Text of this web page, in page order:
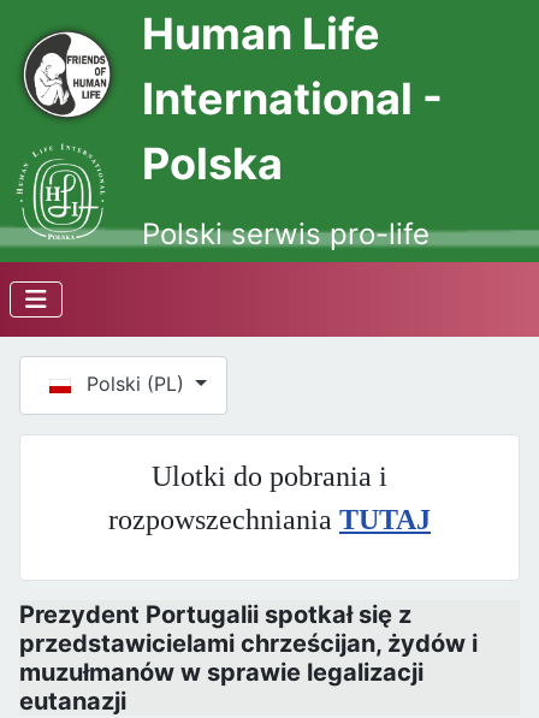
Human Life
International -
Polska
Polski serwis pro-life
Wybierz swój język
Polski (PL)
Ulotki do pobrania i
rozpowszechniania TUTAJ
Prezydent Portugalii spotkał się z
przedstawicielami chrześcijan, żydów i
muzułmanów w sprawie legalizacji
eutanazji